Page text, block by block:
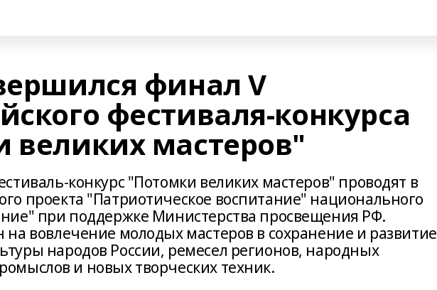
финал V
фестиваля-конкурса
великих мастеров"
конкурс "Потомки великих мастеров" проводят в
проекта "Патриотическое воспитание" национального
при поддержке Министерства просвещения РФ.
на вовлечение молодых мастеров в сохранение и развитие
народов России, ремесел регионов, народных
и новых творческих техник.